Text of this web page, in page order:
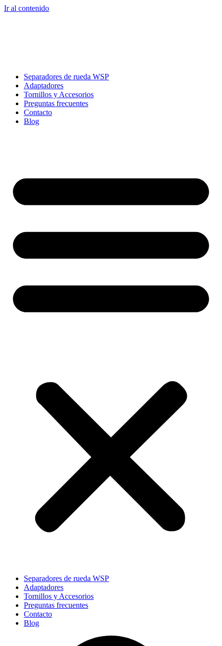
Ir al contenido
Separadores de rueda WSP
Adaptadores
Tornillos y Accesorios
Preguntas frecuentes
Contacto
Blog
Separadores de rueda WSP
Adaptadores
Tornillos y Accesorios
Preguntas frecuentes
Contacto
Blog